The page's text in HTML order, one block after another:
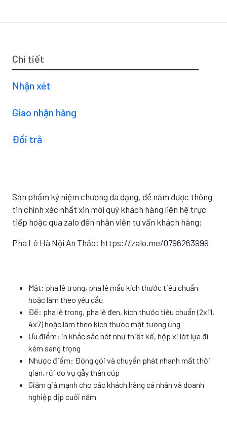
Chi tiết
Nhận xét
Giao nhận hàng
Đổi trả
Sản phẩm kỷ niệm chương đa dạng, để năm được thông
tin chính xác nhất xin mời quý khách hàng liên hệ trực
tiếp hoặc qua zalo đến nhân viên tư vấn khách hàng:
Pha Lê Hà Nội An Thảo: https://zalo.me/0796263999
Mặt: pha lê trong, pha lê mầu kích thước tiêu chuẩn
hoặc làm theo yêu cầu
Đế: pha lê trong, pha lê đen, kích thước tiêu chuẩn (2x11,
4x7) hoặc làm theo kích thước mặt tương ứng
Ưu điểm: in khắc sắc nét như thiết kế, hộp xi lót lụa đi
kèm sang trọng
Nhược điểm: Đóng gói và chuyển phát nhanh mất thời
gian, rủi do vụ gẫy thân cúp
Giảm giá mạnh cho các khách hàng cá nhân và doanh
nghiệp dịp cuối năm